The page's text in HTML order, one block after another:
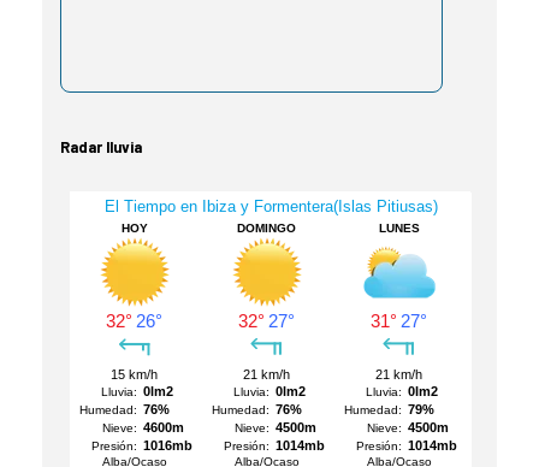
Radar lluvia